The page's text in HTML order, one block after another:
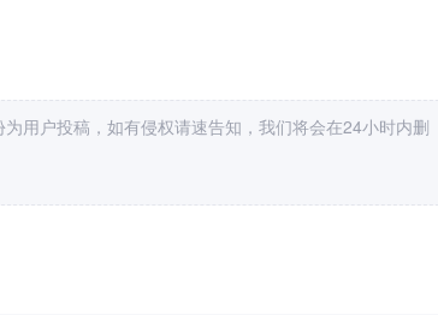
用户投稿，如有侵权请速告知，我们将会在24小时内删